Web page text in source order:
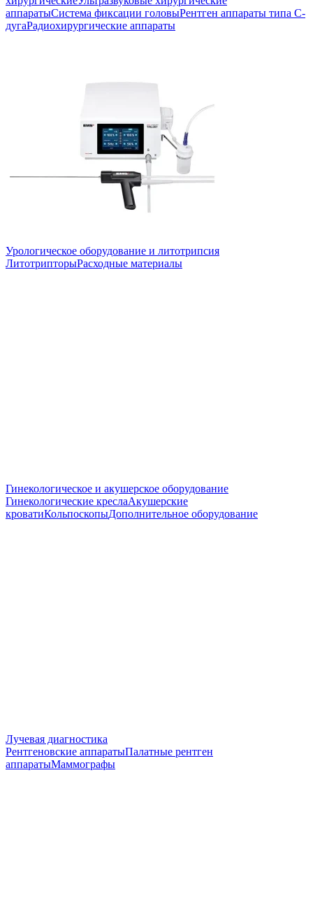
аппаратыСистема фиксации головыРентген аппараты типа С-
дугаРадиохирургические аппараты
Урологическое оборудование и литотрипсия
ЛитотрипторыРасходные материалы
Гинекологическое и акушерское оборудование
Гинекологические креслаАкушерские
кроватиКольпоскопыДополнительное оборудование
Лучевая диагностика
Рентгеновские аппаратыПалатные рентген
аппаратыМаммографы